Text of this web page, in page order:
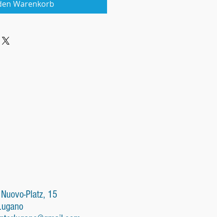
Warenkorb
Platz, 15